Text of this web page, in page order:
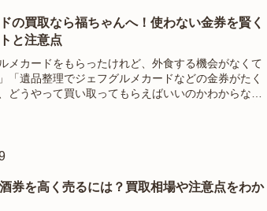
の買取なら福ちゃんへ！使わない金券を賢く
と注意点
メカードをもらったけれど、外食する機会がなくて
「遺品整理でジェフグルメカードなどの金券がたく
どうやって買い取ってもらえばいいのかわからな
券を高く売るには？買取相場や注意点をわか